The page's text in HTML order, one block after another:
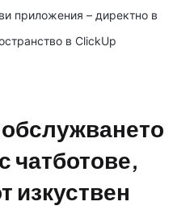
приложения – директно в
в ClickUp
чатботове,
изкуствен